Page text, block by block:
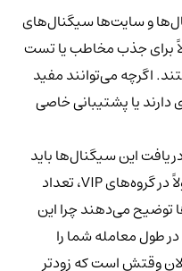
و سایت‌ها سیگنال‌های
برای جذب مخاطب یا تست
اگرچه می‌توانند مفید
یا پشتیبانی خاصی
این سیگنال‌ها باید
حق اشتراک ماهانه بپردازید. معمولاً در گروه‌های VIP، تعداد
می‌دهند چرا این
طول معامله شما را
وقتش است که زودتر